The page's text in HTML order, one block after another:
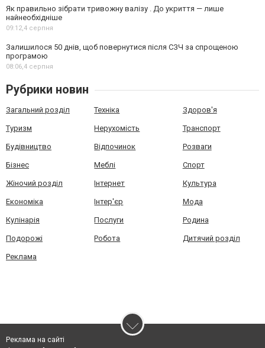
Як правильно зібрати тривожну валізу . До укриття — лише
найнеобхідніше
09:12,4 серпня
Залишилося 50 днів, щоб повернутися після СЗЧ за спрощеною
програмою
08:06,4 серпня
Рубрики новин
Загальний розділ Техніка Здоров'я
Туризм Нерухомість Транспорт
Будівництво Відпочинок Розваги
Бізнес Меблі Спорт
Жіночий розділ Інтернет Культура
Економіка Інтер'єр Мода
Кулінарія Послуги Родина
Подорожі Робота Дитячий розділ
Реклама
Реклама на сайті